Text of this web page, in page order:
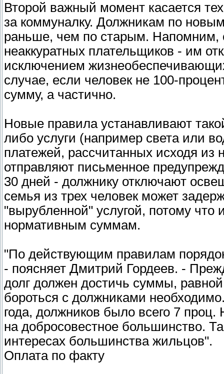
Второй важный момент касается
за коммуналку. Должникам по
раньше, чем по старым. Напомним,
неаккуратных плательщиков - им
исключением
случае, если человек не 100-
сумму, а частично.
Новые правила устанавливают
либо услуги (например света или
платежей, рассчитанных исходя из
отправляют письменное
30 дней - должнику отключают
семья из трех человек может
"вырубленной" услугой, потому
нормативным суммам.
"По действующим правилам
- поясняет Дмитрий Гордеев. -
долг должен достичь суммы,
бороться с должниками
года, должников было всего 7
на добросовестное большинство.
интересах большинства жильцов".
Оплата по факту